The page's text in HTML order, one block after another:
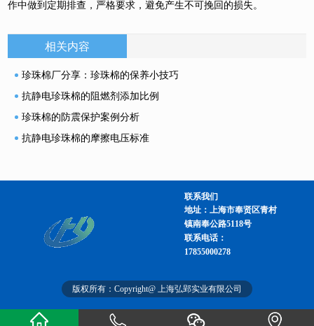
作中做到定期排查，严格要求，避免产生不可挽回的损失。
相关内容
珍珠棉厂分享：珍珠棉的保养小技巧
抗静电珍珠棉的阻燃剂添加比例
珍珠棉的防震保护案例分析
抗静电珍珠棉的摩擦电压标准
联系我们
地址：上海市奉贤区青村
镇南奉公路5118号
联系电话：
17855000278
版权所有：Copyright@ 上海弘郢实业有限公司